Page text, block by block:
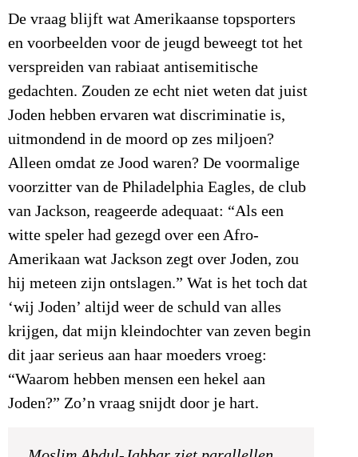
De vraag blijft wat Amerikaanse topsporters
en voorbeelden voor de jeugd beweegt tot het
verspreiden van rabiaat antisemitische
gedachten. Zouden ze echt niet weten dat juist
Joden hebben ervaren wat discriminatie is,
uitmondend in de moord op zes miljoen?
Alleen omdat ze Jood waren? De voormalige
voorzitter van de Philadelphia Eagles, de club
van Jackson, reageerde adequaat: “Als een
witte speler had gezegd over een Afro-
Amerikaan wat Jackson zegt over Joden, zou
hij meteen zijn ontslagen.” Wat is het toch dat
‘wij Joden’ altijd weer de schuld van alles
krijgen, dat mijn kleindochter van zeven begin
dit jaar serieus aan haar moeders vroeg:
“Waarom hebben mensen een hekel aan
Joden?” Zo’n vraag snijdt door je hart.